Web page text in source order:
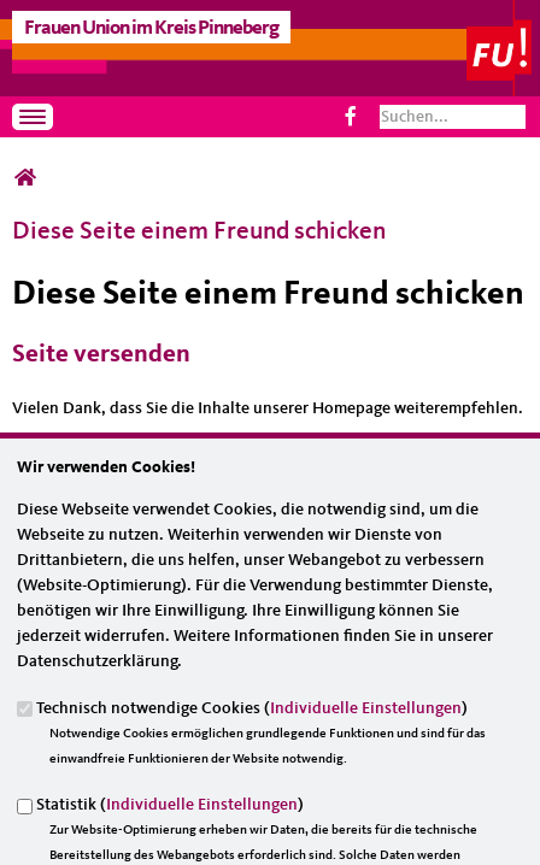
Frauen Union im Kreis Pinneberg
Toggle navigation Suchformular
Suche
Sie sind hier
Diese Seite einem Freund schicken
Diese Seite einem Freund schicken
Seite versenden
Vielen Dank, dass Sie die Inhalte unserer Homepage weiterempfehlen.
Sie die Seite weiterempfehlen, zu informieren, von wem die
Empfehlung kommt, und dass es kein Spam ist.
Das mit * gekennzeichnete Feld ist ein Pflichtfeld.
Eigene E-Mail-Adresse*
Senden an*
Wir verwenden Cookies!
Diese Webseite verwendet Cookies, die notwendig sind, um die
Webseite zu nutzen. Weiterhin verwenden wir Dienste von
Drittanbietern, die uns helfen, unser Webangebot zu verbessern
(Website-Optimierung). Für die Verwendung bestimmter Dienste,
benötigen wir Ihre Einwilligung. Ihre Einwilligung können Sie
jederzeit widerrufen. Weitere Informationen finden Sie in unserer
Datenschutzerklärung.
Technisch notwendige Cookies ( Individuelle Einstellungen)
Notwendige Cookies ermöglichen grundlegende Funktionen und sind für das
einwandfreie Funktionieren der Website notwendig.
Statistik ( Individuelle Einstellungen)
Zur Website-Optimierung erheben wir Daten, die bereits für die technische
Bereitstellung des Webangebots erforderlich sind. Solche Daten werden